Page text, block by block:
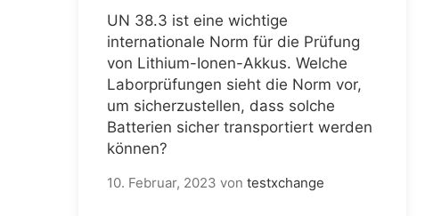
UN 38.3 ist eine wichtige
internationale Norm für die Prüfung
von Lithium-Ionen-Akkus. Welche
Laborprüfungen sieht die Norm vor,
um sicherzustellen, dass solche
Batterien sicher transportiert werden
können?
10. Februar, 2023 von testxchange